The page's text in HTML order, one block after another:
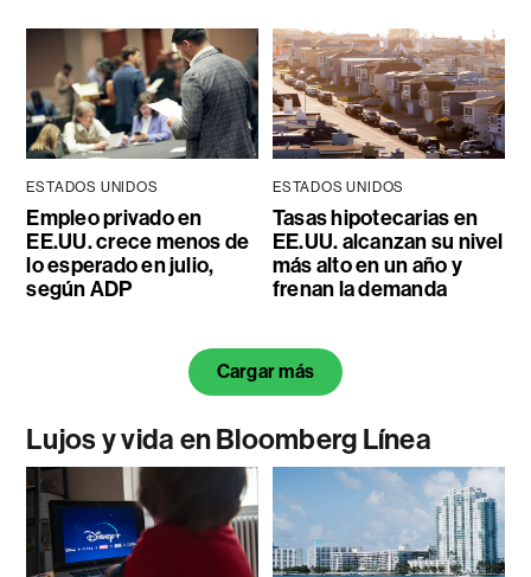
ESTADOS UNIDOS
Empleo privado en
EE.UU. crece menos de
lo esperado en julio,
según ADP
ESTADOS UNIDOS
Tasas hipotecarias en
EE.UU. alcanzan su nivel
más alto en un año y
frenan la demanda
Cargar más
Lujos y vida en Bloomberg Línea